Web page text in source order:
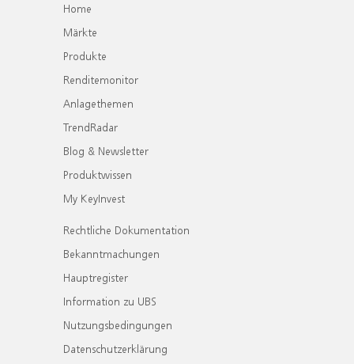
Home
Märkte
Produkte
Renditemonitor
Anlagethemen
TrendRadar
Blog & Newsletter
Produktwissen
My KeyInvest
Rechtliche Dokumentation
Bekanntmachungen
Hauptregister
Information zu UBS
Nutzungsbedingungen
Datenschutzerklärung